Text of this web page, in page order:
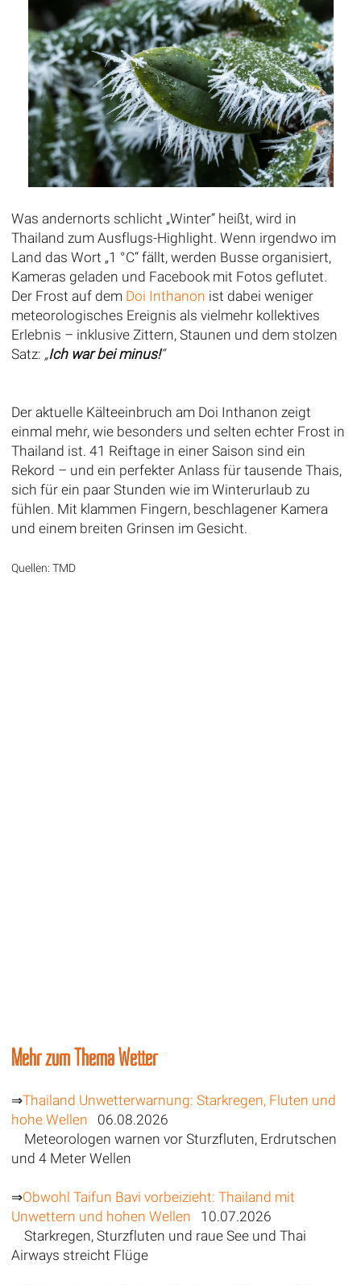
Was andernorts schlicht „Winter“ heißt, wird in
Thailand zum Ausflugs-Highlight. Wenn irgendwo im
Land das Wort „1 °C“ fällt, werden Busse organisiert,
Kameras geladen und Facebook mit Fotos geflutet.
Der Frost auf dem Doi Inthanon ist dabei weniger
meteorologisches Ereignis als vielmehr kollektives
Erlebnis – inklusive Zittern, Staunen und dem stolzen
Satz: „Ich war bei minus!“
Der aktuelle Kälteeinbruch am Doi Inthanon zeigt
einmal mehr, wie besonders und selten echter Frost in
Thailand ist. 41 Reiftage in einer Saison sind ein
Rekord – und ein perfekter Anlass für tausende Thais,
sich für ein paar Stunden wie im Winterurlaub zu
fühlen. Mit klammen Fingern, beschlagener Kamera
und einem breiten Grinsen im Gesicht.
Quellen: TMD
Mehr zum Thema Wetter
⇒Thailand Unwetterwarnung: Starkregen, Fluten und
hohe Wellen 06.08.2026
Meteorologen warnen vor Sturzfluten, Erdrutschen
und 4 Meter Wellen
⇒Obwohl Taifun Bavi vorbeizieht: Thailand mit
Unwettern und hohen Wellen 10.07.2026
Starkregen, Sturzfluten und raue See und Thai
Airways streicht Flüge